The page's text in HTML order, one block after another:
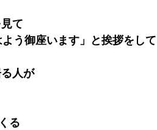
て
う御座います」と挨拶をして
人が
る